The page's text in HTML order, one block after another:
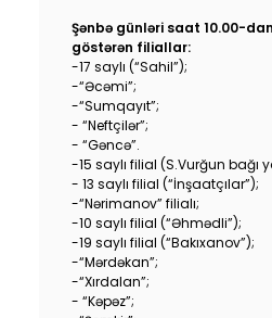
Кадровые
Связь с
Şənbə günləri saat 10.00-
göstərən filiallar:
-17 saylı (“Sahil”);
-“Əcəmi”;
-“Sumqayıt”;
- “Neftçilər”;
- “Gəncə”.
-15 saylı filial (S.Vurğun bağı
- 13 saylı filial (“İnşaatçılar”);
-“Nərimanov” filialı;
-10 saylı filial (“Əhmədli”);
-19 saylı filial (“Bakıxanov”);
-“Mərdəkan”;
-“Xırdalan”;
- “Kəpəz”;